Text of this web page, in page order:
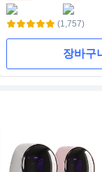
(1,757)
장바구